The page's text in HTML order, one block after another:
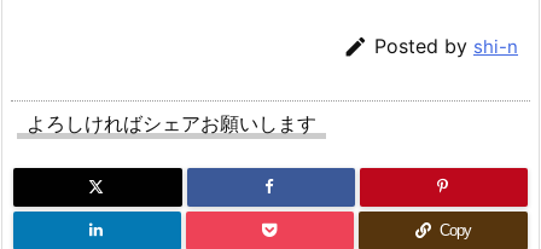
 Posted by shi-n
よろしければシェアお願いします
Copy